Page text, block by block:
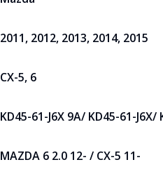
2011, 2012, 2013, 2014, 2015
CX-5, 6
KD45-61-J6X 9A/ KD45-61-J6X/
MAZDA 6 2.0 12- / CX-5 11-